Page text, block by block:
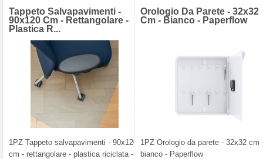
Tappeto Salvapavimenti -
90x120 Cm - Rettangolare -
Plastica R...
1PZ Tappeto salvapavimenti - 90x120
cm - rettangolare - plastica riciclata -
Orologio Da Parete - 32x32
Cm - Bianco - Paperflow
1PZ Orologio da parete - 32x32 cm
bianco - Paperflow